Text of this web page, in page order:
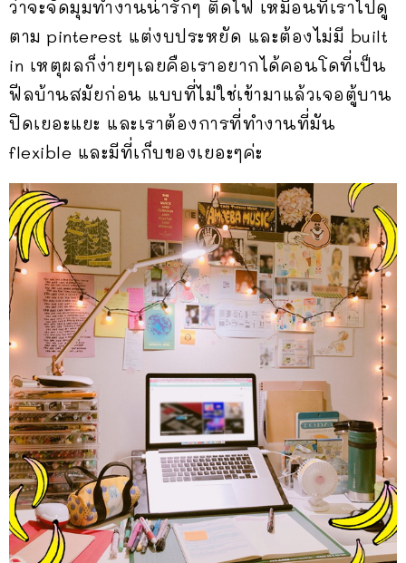
ว่าจะจัดมุมทำงานน่ารักๆ ติดไฟ เหมือนที่เราไปดู
ตาม pinterest แต่งบประหยัด และต้องไม่มี built
in เหตุผลก็ง่ายๆเลยคือเราอยากได้คอนโดที่เป็น
ฟีลบ้านสมัยก่อน แบบที่ไม่ใช่เข้ามาแล้วเจอตู้บาน
ปิดเยอะแยะ และเราต้องการที่ทำงานที่มัน
flexible และมีที่เก็บของเยอะๆค่ะ